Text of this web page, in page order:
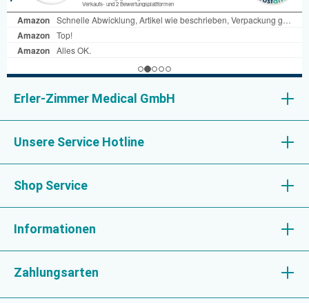
Erler-Zimmer Medical GmbH
Unsere Service Hotline
Shop Service
Informationen
Zahlungsarten